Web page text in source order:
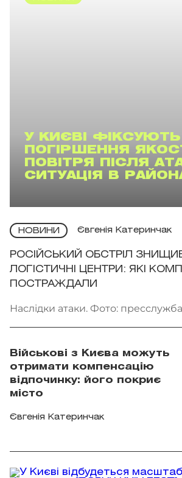
У КИЄВІ ФІКСУЮТЬ
ПОГІРШЕННЯ
ПОВІТРЯ ПІСЛЯ
СИТУАЦІЯ В
НОВИНИ Євгенія Катеринчак
РОСІЙСЬКИЙ ОБСТРІЛ
ЛОГІСТИЧНІ ЦЕНТРИ: ЯКІ
ПОСТРАЖДАЛИ
Наслідки атаки. Фото:
Військові з Києва можуть
отримати компенсацію
відпочинку: його покриє
місто
Євгенія Катеринчак